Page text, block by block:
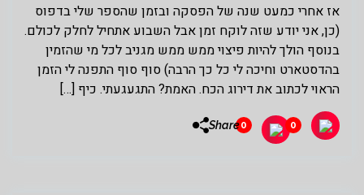
אז אחרי כמעט שנה של הפסקה ובזמן שהספר שלי בדפוס
(כן, אני יודע שזה לוקח זמן אבל השבוע אתחיל לחלק לכולם.
בנוסף הולך להיות פיצוי ממש ממש מגניב לכל מי שהזמין
בהדסטארט וחיכה לי כל כך הרבה) סוף סוף התפנה לי הזמן
הראוי לכתוב את דירוג הכח. האמת? התגעגעתי. כיף […]
0
0
Share